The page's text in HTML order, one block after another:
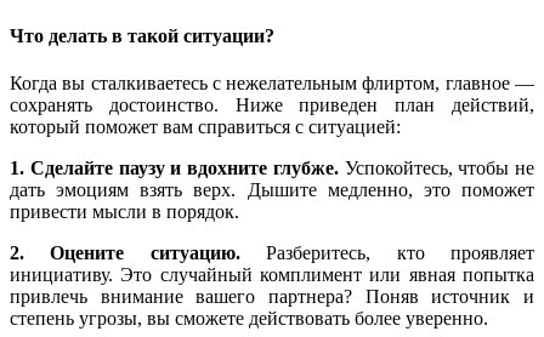
Что делать в такой ситуации?
Когда вы сталкиваетесь с нежелательным флиртом, главное —
сохранять достоинство. Ниже приведен план действий,
который поможет вам справиться с ситуацией:
1. Сделайте паузу и вдохните глубже.Успокойтесь, чтобы не
дать эмоциям взять верх. Дышите медленно, это поможет
привести мысли в порядок.
2. Оцените ситуацию.Разберитесь, кто проявляет
инициативу. Это случайный комплимент или явная попытка
привлечь внимание вашего партнера? Поняв источник и
степень угрозы, вы сможете действовать более уверенно.